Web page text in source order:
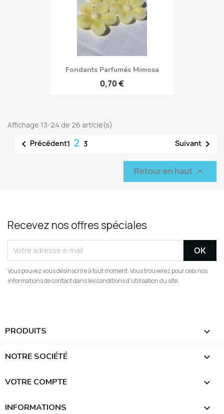
Fondants Parfumés Mimosa
0,70 €
Affichage 13-24 de 26 article(s)
 Précédent1 2 3 Suivant 
Retour en haut 
Recevez nos offres spéciales
Vous pouvez vous désinscrire à tout moment. Vous trouverez pour cela nos
informations de contact dans les conditions d'utilisation du site.
PRODUITS 
NOTRE SOCIÉTÉ 
VOTRE COMPTE 
INFORMATIONS keyboard_arrow_down